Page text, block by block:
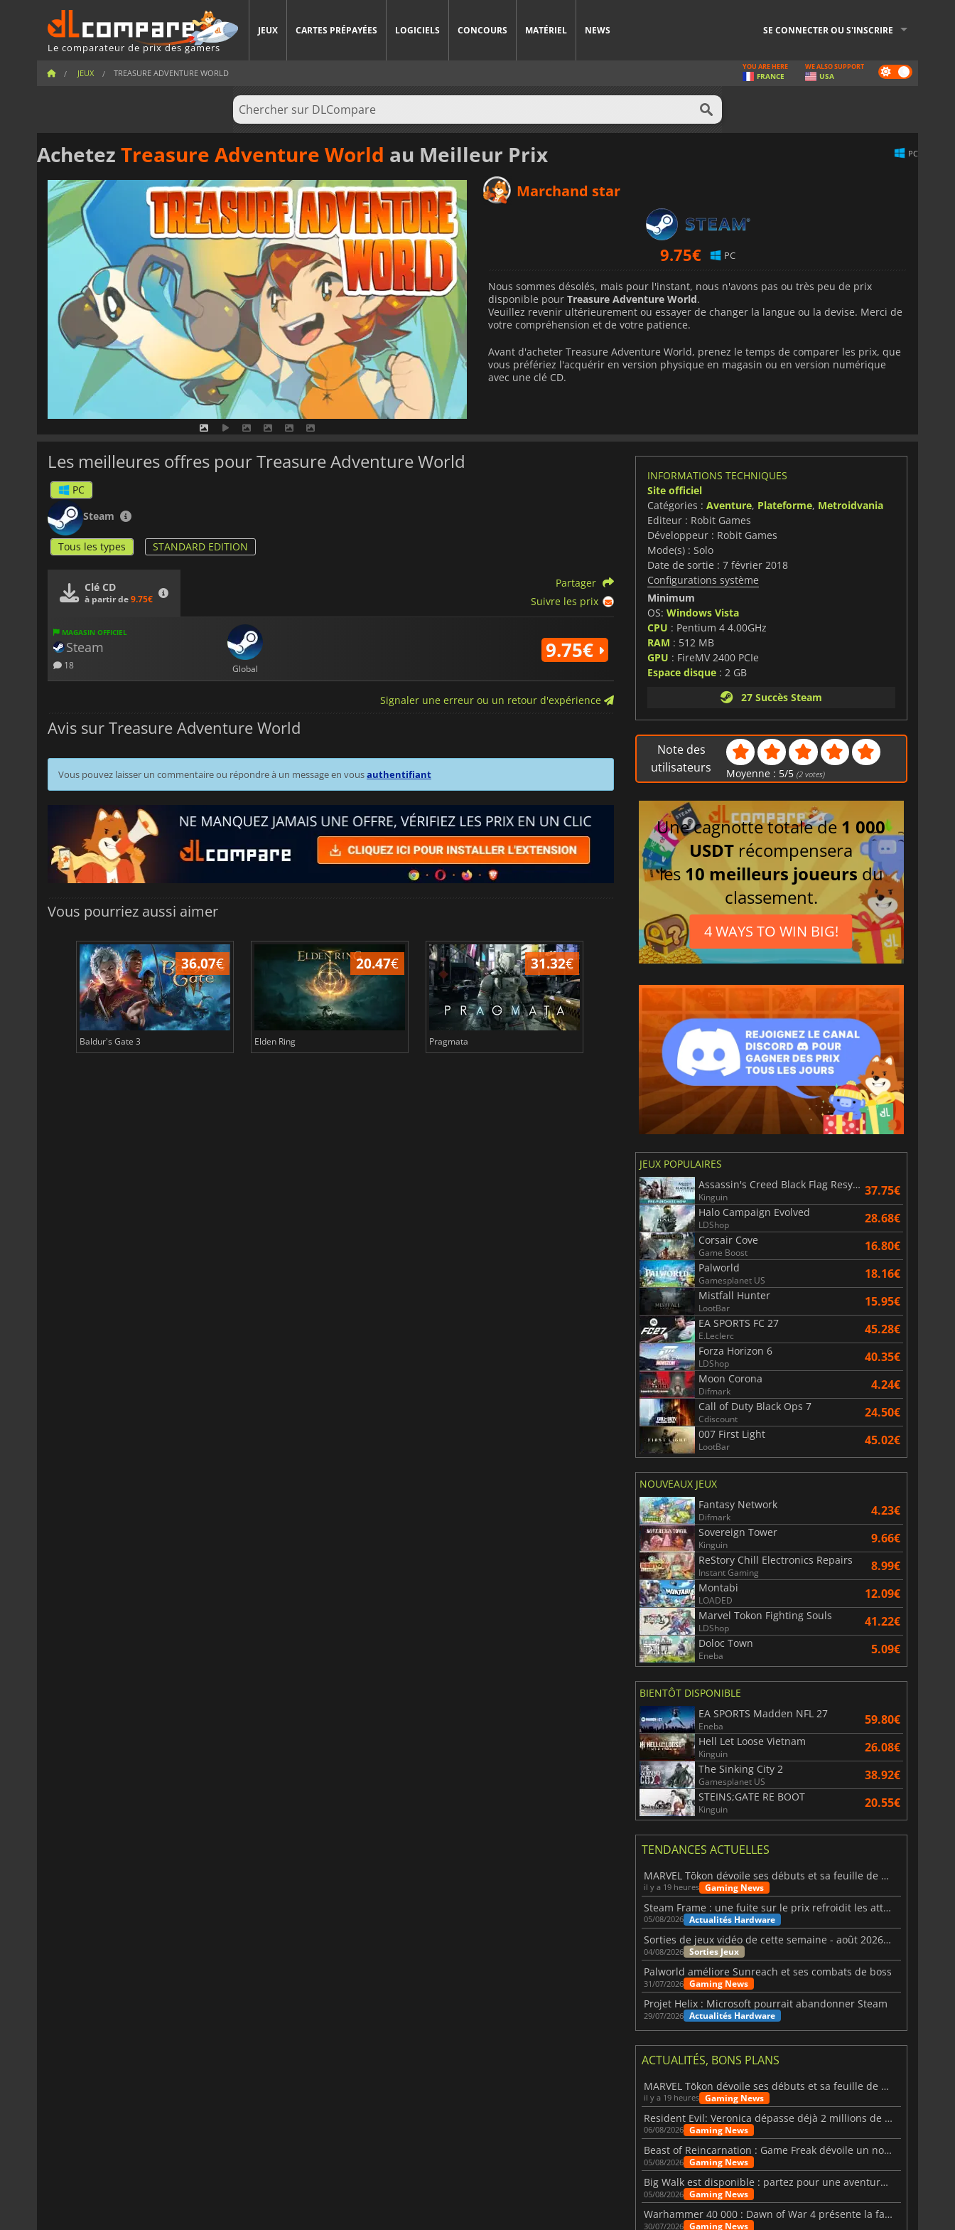
Le comparateur de prix des gamers
JEUX CARTES PRÉPAYÉES LOGICIELS CONCOURS MATÉRIEL NEWS SE CONNECTER OU S'INSCRIRE
JEUX TREASURE ADVENTURE WORLD Dark
mode
YOU ARE HERE
FRANCE
WE ALSO SUPPORT
USA
Achetez Treasure Adventure World au Meilleur Prix PC
Marchand star
9.75€ PC
Nous sommes désolés, mais pour l'instant, nous n'avons pas ou très peu de prix
disponible pour Treasure Adventure World.
Veuillez revenir ultérieurement ou essayer de changer la langue ou la devise. Merci de
votre compréhension et de votre patience.
Avant d'acheter Treasure Adventure World, prenez le temps de comparer les prix, que
vous préfériez l'acquérir en version physique en magasin ou en version numérique
avec une clé CD.
Les meilleures offres pour Treasure Adventure World
PC
Steam
Tous les types STANDARD EDITION
Clé CD
à partir de9.75€
Partager
Suivre les prix
MAGASIN OFFICIEL
Steam
18 Global
9.75€
Signaler une erreur ou un retour d'expérience
Avis sur Treasure Adventure World
Vous pouvez laisser un commentaire ou répondre à un message en vousauthentifiant
Vous pourriez aussi aimer
36.07€
Baldur's Gate 3
20.47€
Elden Ring
31.32€
Pragmata
6.93€
Total War WARHAMMER 3
15.48
Lies Of P
INFORMATIONS TECHNIQUES
Site officiel
Catégories : Aventure, Plateforme, Metroidvania
Editeur : Robit Games
Développeur : Robit Games
Mode(s) : Solo
Date de sortie : 7 février 2018
Configurations système
Minimum
OS: Windows Vista
CPU : Pentium 4 4.00GHz
RAM : 512 MB
GPU : FireMV 2400 PCIe
Espace disque: 2 GB
27 Succès Steam
Note des
utilisateurs
Moyenne : 5/5 (2 votes)
Une cagnotte totale de 1 000
USDT récompensera
les 10 meilleurs joueurs du
classement.
4 WAYS TO WIN BIG!
JEUX POPULAIRES
Assassin's Creed Black Flag Resynced
Kinguin 37.75€
Halo Campaign Evolved
LDShop 28.68€
Corsair Cove
Game Boost 16.80€
Palworld
Gamesplanet US 18.16€
Mistfall Hunter
LootBar 15.95€
EA SPORTS FC 27
E.Leclerc 45.28€
Forza Horizon 6
LDShop 40.35€
Moon Corona
Difmark 4.24€
Call of Duty Black Ops 7
Cdiscount 24.50€
007 First Light
LootBar 45.02€
NOUVEAUX JEUX
Fantasy Network
Difmark 4.23€
Sovereign Tower
Kinguin 9.66€
ReStory Chill Electronics Repairs
Instant Gaming 8.99€
Montabi
LOADED 12.09€
Marvel Tokon Fighting Souls
LDShop 41.22€
Doloc Town
Eneba 5.09€
BIENTÔT DISPONIBLE
EA SPORTS Madden NFL 27
Eneba 59.80€
Hell Let Loose Vietnam
Kinguin 26.08€
The Sinking City 2
Gamesplanet US 38.92€
STEINS;GATE RE BOOT
Kinguin 20.55€
TENDANCES ACTUELLES
MARVEL Tōkon dévoile ses débuts et sa feuille de route
il y a 19 heures Gaming News
Steam Frame : une fuite sur le prix refroidit les attentes VR
05/08/2026 Actualités Hardware
Sorties de jeux vidéo de cette semaine - août 2026 (semaine 32)
04/08/2026 Sorties Jeux
Palworld améliore Sunreach et ses combats de boss
31/07/2026 Gaming News
Projet Helix : Microsoft pourrait abandonner Steam
29/07/2026 Actualités Hardware
ACTUALITÉS, BONS PLANS
MARVEL Tōkon dévoile ses débuts et sa feuille de route
il y a 19 heures Gaming News
Resident Evil: Veronica dépasse déjà 2 millions de wishlists
06/08/2026 Gaming News
Beast of Reincarnation : Game Freak dévoile un nouveau pari
05/08/2026 Gaming News
Big Walk est disponible : partez pour une aventure entre amis
05/08/2026 Gaming News
Warhammer 40 000 : Dawn of War 4 présente la faction des Nécrons
30/07/2026 Gaming News